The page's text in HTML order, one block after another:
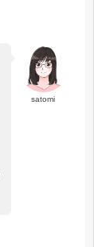
satomi